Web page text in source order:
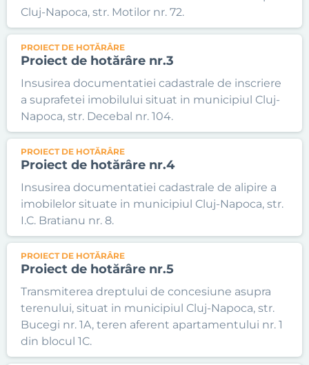
Cluj-Napoca, str. Motilor nr. 72.
PROIECT DE HOTĂRÂRE
Proiect de hotărâre nr.3
Insusirea documentatiei cadastrale de inscriere
a suprafetei imobilului situat in municipiul Cluj-
Napoca, str. Decebal nr. 104.
PROIECT DE HOTĂRÂRE
Proiect de hotărâre nr.4
Insusirea documentatiei cadastrale de alipire a
imobilelor situate in municipiul Cluj-Napoca, str.
I.C. Bratianu nr. 8.
PROIECT DE HOTĂRÂRE
Proiect de hotărâre nr.5
Transmiterea dreptului de concesiune asupra
terenului, situat in municipiul Cluj-Napoca, str.
Bucegi nr. 1A, teren aferent apartamentului nr. 1
din blocul 1C.